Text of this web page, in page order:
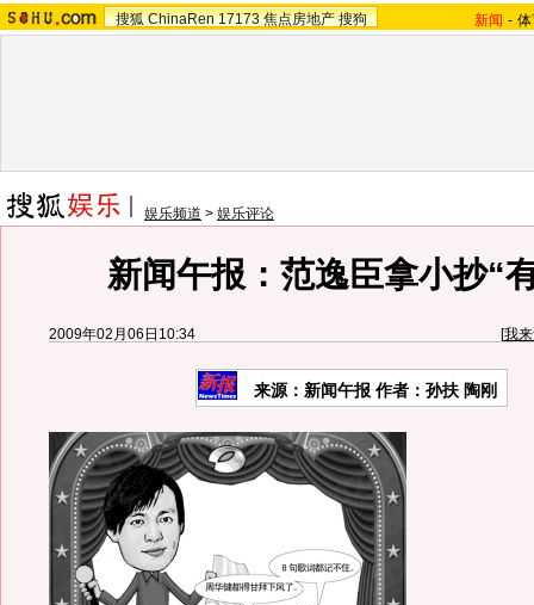
搜狐 ChinaRen 17173 焦点房地产 搜狗 新闻 -
娱乐频道 > 娱乐评论
新闻午报：范逸臣拿小抄“
2009年02月06日10:34 [我
来源：新闻午报 作者：孙扶 陶刚